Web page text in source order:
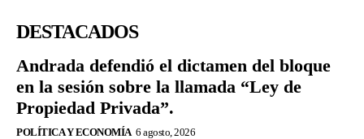
DESTACADOS
Andrada defendió el dictamen del bloque
en la sesión sobre la llamada “Ley de
Propiedad Privada”.
POLÍTICA Y ECONOMÍA 6 agosto, 2026